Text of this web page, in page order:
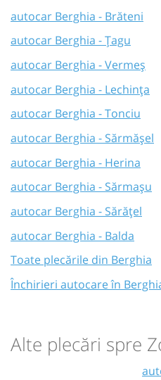
autocar Berghia - Brăteni
autocar Berghia - Țagu
autocar Berghia - Vermeș
autocar Berghia - Lechința
autocar Berghia - Tonciu
autocar Berghia - Sărmășel
autocar Berghia - Herina
autocar Berghia - Sărmașu
autocar Berghia - Sărățel
autocar Berghia - Balda
Toate plecările din Berghia
Închirieri autocare în
Alte plecări spre